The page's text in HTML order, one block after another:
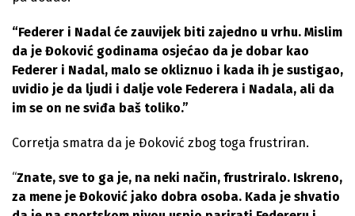
“Federer i Nadal će zauvijek biti zajedno u vrhu. Mislim
da je Đoković godinama osjećao da je dobar kao
Federer i Nadal, malo se okliznuo i kada ih je sustigao,
uvidio je da ljudi i dalje vole Federera i Nadala, ali da
im se on ne sviđa baš toliko.”
Corretja smatra da je Đoković zbog toga frustriran.
“Znate, sve to ga je, na neki način, frustriralo. Iskreno,
za mene je Đoković jako dobra osoba. Kada je shvatio